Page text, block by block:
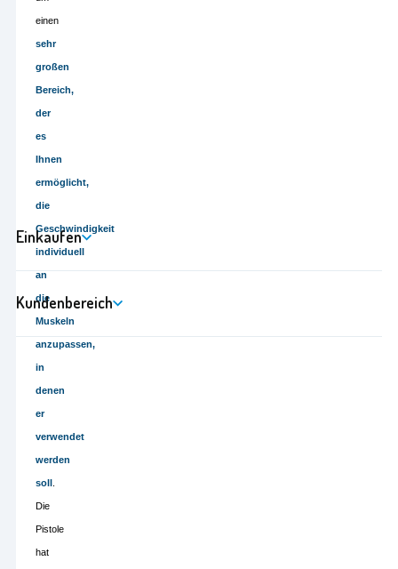
einen
sehr
großen
Bereich,
der
es
Ihnen
ermöglicht,
die
Geschwindigkeit
individuell
an
die
Muskeln
anzupassen,
in
denen
er
verwendet
werden
soll
Die
Pistole
hat
Einkaufen
Kundenbereich